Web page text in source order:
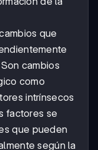
que
cambios
como
intrínsecos
factores se
que pueden
según la